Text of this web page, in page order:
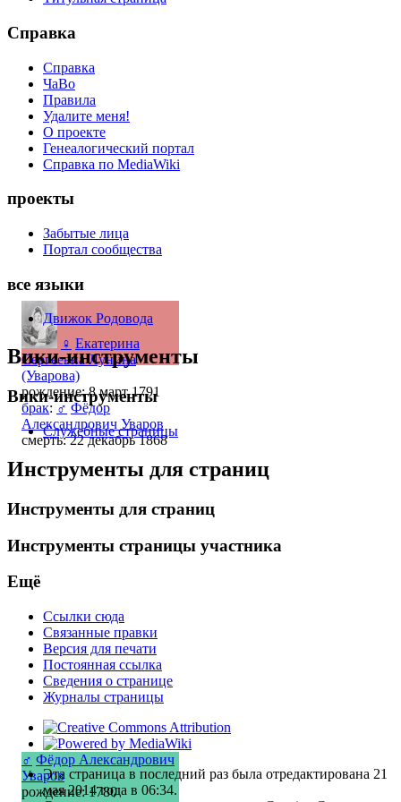
♀ Екатерина
Сергеевна Лунина
(Уварова)
рождение: 8 март 1791
брак: ♂ Фёдор
Александрович Уваров
смерть: 22 декабрь 1868
♂ Фёдор Александрович
Уваров
рождение: 1780
Справка
Справка
ЧаВо
Правила
Удалите меня!
О проекте
Генеалогический портал
Справка по MediaWiki
проекты
Забытые лица
Портал сообщества
все языки
Движок Родовода
Вики-инструменты
Вики-инструменты
Служебные страницы
Инструменты для страниц
Инструменты для страниц
Инструменты страницы участника
Ещё
Ссылки сюда
Связанные правки
Версия для печати
Постоянная ссылка
Сведения о странице
Журналы страницы
Эта страница в последний раз была отредактирована 21
мая 2014 года в 06:34.